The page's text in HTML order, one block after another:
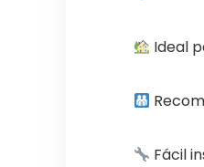
Ideal
Fácil